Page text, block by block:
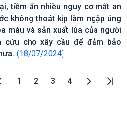
tiềm ẩn nhiều nguy cơ mất an
không thoát kịp làm ngập úng
màu và sản xuất lúa của người
cứu cho xây cầu để đảm bảo
(18/07/2024)
1 2 3 4